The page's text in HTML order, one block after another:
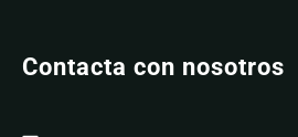
Contacta con nosotros